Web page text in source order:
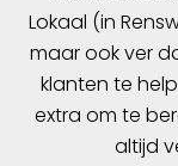
Lokaal (in
maar ook ver
klanten te
extra om te
altijd